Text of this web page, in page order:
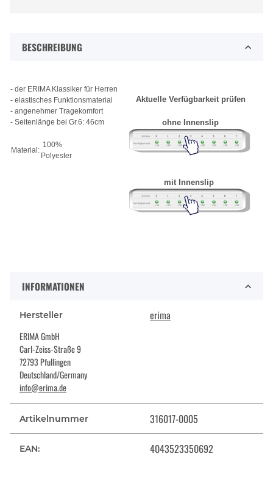
BESCHREIBUNG
- der ERIMA Klassiker für Herren
- elastisches Funktionsmaterial
- angenehmer Tragekomfort
- Seitenlänge bei Gr.6: 46cm
Material:
100%
Polyester
Aktuelle Verfügbarkeit prüfen
ohne Innenslip
mit Innenslip
INFORMATIONEN
Hersteller erima
ERIMA GmbH
Carl-Zeiss-Straße 9
72793 Pfullingen
Deutschland/Germany
info@erima.de
Artikelnummer 316017-0005
EAN: 4043523350692